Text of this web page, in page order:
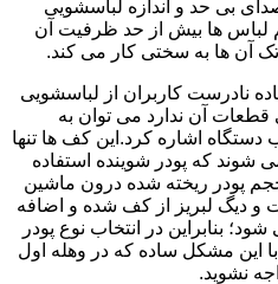
بی حد و اندازه لباسشویی
ها بیش از حد ظرفیت آن
آن ها به سختی کار می کند.
نادرست کاربران از لباسشویی
آن ندارد می توان به
اشاره کرد.این کف ها تنها
شوند که پودر شوینده استفاده
پودر ریخته شده درون ماشین
و دیگ لبریز از کف شده و اضافه
بنابراین در انتخاب نوع پودر
این مشکل ساده که در وهله اول
نشوید.